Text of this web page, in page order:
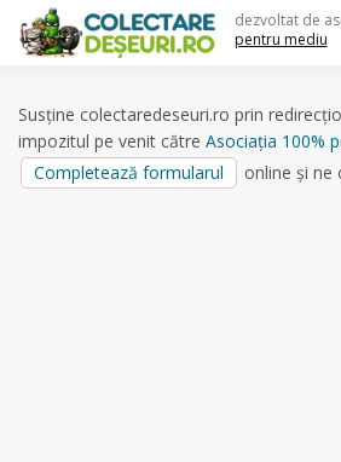
content
dezvoltat de
pentru mediu
Susține colectaredeseuri.ro prin
impozitul pe venit către Asociația 100%
Completează formularul
online și ne